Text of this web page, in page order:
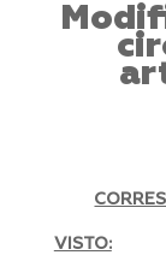
VISTO: